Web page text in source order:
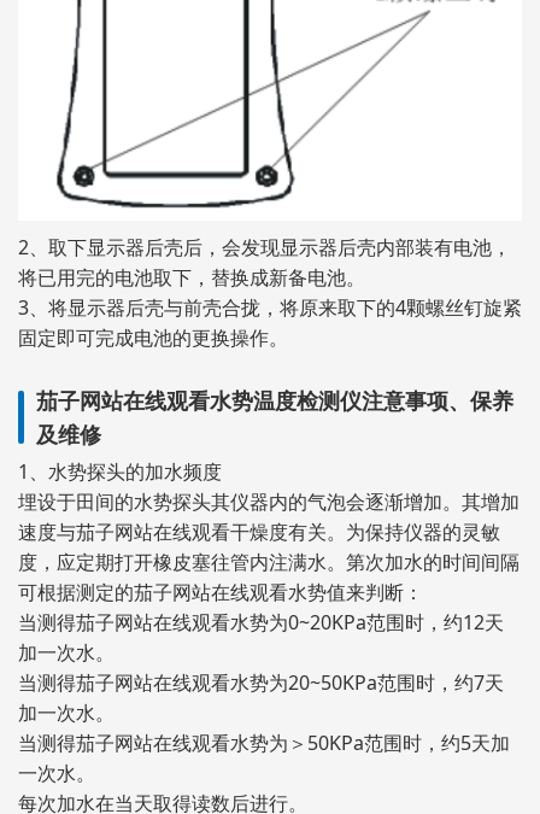
2、取下显示器后壳后，会发现显示器后壳内部装有电池，
将已用完的电池取下，替换成新备电池。
3、将显示器后壳与前壳合拢，将原来取下的4颗螺丝钉旋紧
固定即可完成电池的更换操作。
茄子网站在线观看水势温度检测仪注意事项、保养
及维修
1、水势探头的加水频度
埋设于田间的水势探头其仪器内的气泡会逐渐增加。其增加
速度与茄子网站在线观看干燥度有关。为保持仪器的灵敏
度，应定期打开橡皮塞往管内注满水。第次加水的时间间隔
可根据测定的茄子网站在线观看水势值来判断：
当测得茄子网站在线观看水势为0~20KPa范围时，约12天
加一次水。
当测得茄子网站在线观看水势为20~50KPa范围时，约7天
加一次水。
当测得茄子网站在线观看水势为＞50KPa范围时，约5天加
一次水。
每次加水在当天取得读数后进行。